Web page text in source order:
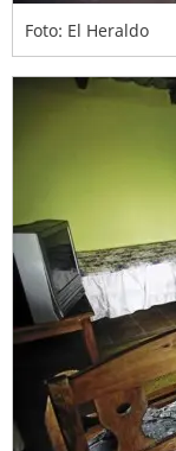
Foto: El Heraldo